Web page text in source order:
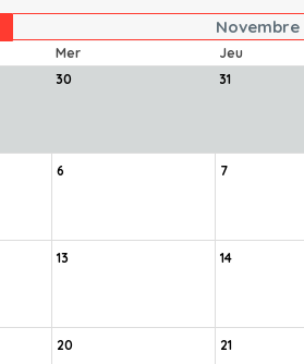
Novembre
Mer Jeu
30 31
6 7
13 14
20 21